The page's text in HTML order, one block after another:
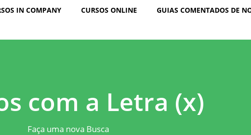
IN COMPANY CURSOS ONLINE GUIAS COMENTADOS DE
com a Letra (x)
Faça uma nova Busca